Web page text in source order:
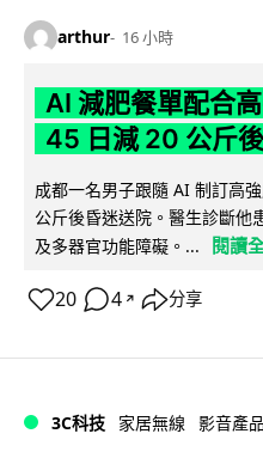
arthur 16 小時
AI 減肥餐單配合
45 日減 20 公斤
成都一名男子跟隨 AI 制訂高
公斤後昏迷送院。醫生診斷他
及多器官功能障礙。...
閱讀
20 4 ↗ 分享
3C科技 家居無線 影音產品